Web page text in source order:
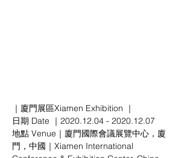
｜廈門展區Xiamen Exhibition ｜
日期 Date ｜2020.12.04 - 2020.12.07
地點 Venue｜廈門國際會議展覽中心，廈
門，中國 ｜ Xiamen International